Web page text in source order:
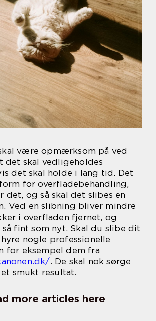
være opmærksom på ved
det skal vedligeholdes
det skal holde i lang tid. Det
for overfladebehandling,
det, og så skal det slibes en
Ved en slibning bliver mindre
i overfladen fjernet, og
fint som nyt. Skal du slibe dit
nogle professionelle
for eksempel dem fra
. De skal nok sørge
smukt resultat.
more articles here